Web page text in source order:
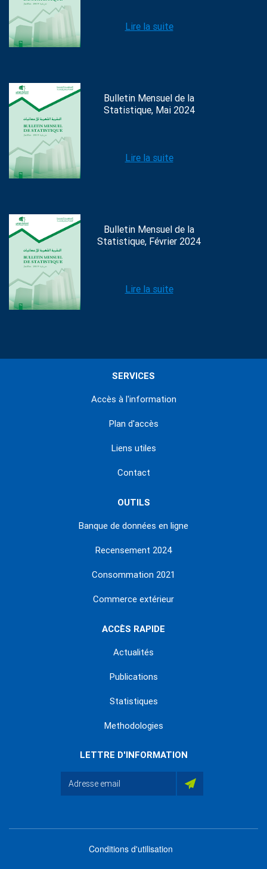
Lire la suite
Bulletin Mensuel de la
Statistique, Mai 2024
Lire la suite
Bulletin Mensuel de la
Statistique, Février 2024
Lire la suite
SERVICES
Accès à l'information
Plan d'accès
Liens utiles
Contact
OUTILS
Banque de données en ligne
Recensement 2024
Consommation 2021
Commerce extérieur
ACCÈS RAPIDE
Actualités
Publications
Statistiques
Methodologies
LETTRE D'INFORMATION
Conditions d'utilisation